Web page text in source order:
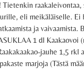
raakaleivontaa,
eli meikäläiselle. Ei
ja vaivaamista.
1 dl Kaakaovoi
jauhe 1,5 rkl
marjoja (Tästä